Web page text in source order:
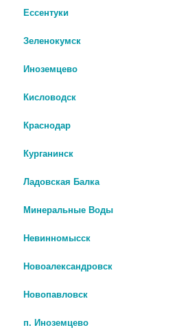
100МГ №60 КАПС. [NATURE'S
Ессентуки
Зеленокумск
Иноземцево
Кисловодск
Краснодар
Курганинск
Ладовская Балка
Минеральные Воды
Невинномысск
Новоалександровск
Новопавловск
п. Иноземцево